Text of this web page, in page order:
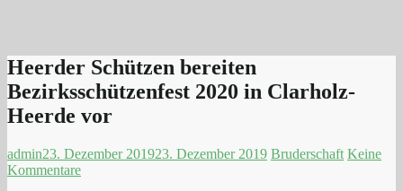
Heerder Schützen bereiten
Bezirksschützenfest 2020 in Clarholz-
Heerde vor
admin23. Dezember 201923. Dezember 2019 Bruderschaft Keine
Kommentare